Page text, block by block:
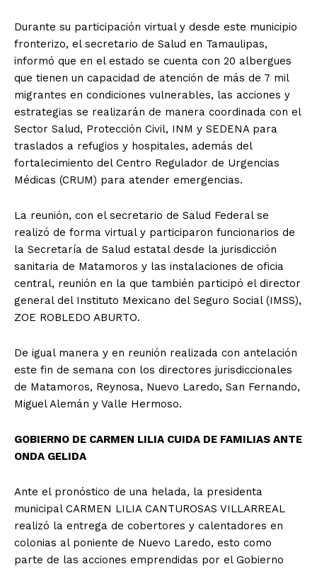
Durante su participación virtual y desde este municipio
fronterizo, el secretario de Salud en Tamaulipas,
informó que en el estado se cuenta con 20 albergues
que tienen un capacidad de atención de más de 7 mil
migrantes en condiciones vulnerables, las acciones y
estrategias se realizarán de manera coordinada con el
Sector Salud, Protección Civil, INM y SEDENA para
traslados a refugios y hospitales, además del
fortalecimiento del Centro Regulador de Urgencias
Médicas (CRUM) para atender emergencias.
La reunión, con el secretario de Salud Federal se
realizó de forma virtual y participaron funcionarios de
la Secretaría de Salud estatal desde la jurisdicción
sanitaria de Matamoros y las instalaciones de oficia
central, reunión en la que también participó el director
general del Instituto Mexicano del Seguro Social (IMSS),
ZOE ROBLEDO ABURTO.
De igual manera y en reunión realizada con antelación
este fin de semana con los directores jurisdiccionales
de Matamoros, Reynosa, Nuevo Laredo, San Fernando,
Miguel Alemán y Valle Hermoso.
GOBIERNO DE CARMEN LILIA CUIDA DE FAMILIAS ANTE
ONDA GELIDA
Ante el pronóstico de una helada, la presidenta
municipal CARMEN LILIA CANTUROSAS VILLARREAL
realizó la entrega de cobertores y calentadores en
colonias al poniente de Nuevo Laredo, esto como
parte de las acciones emprendidas por el Gobierno